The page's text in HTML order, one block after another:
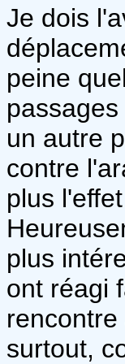
Je dois
peine
un autre
contre
plus
plus
ont réagi
surtout,